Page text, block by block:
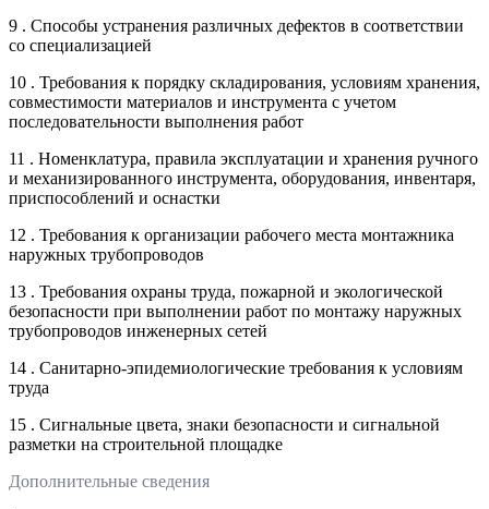
9 . Способы устранения различных дефектов в соответствии
со специализацией
10 . Требования к порядку складирования, условиям хранения,
совместимости материалов и инструмента с учетом
последовательности выполнения работ
11 . Номенклатура, правила эксплуатации и хранения ручного
и механизированного инструмента, оборудования, инвентаря,
приспособлений и оснастки
12 . Требования к организации рабочего места монтажника
наружных трубопроводов
13 . Требования охраны труда, пожарной и экологической
безопасности при выполнении работ по монтажу наружных
трубопроводов инженерных сетей
14 . Санитарно-эпидемиологические требования к условиям
труда
15 . Сигнальные цвета, знаки безопасности и сигнальной
разметки на строительной площадке
Дополнительные сведения